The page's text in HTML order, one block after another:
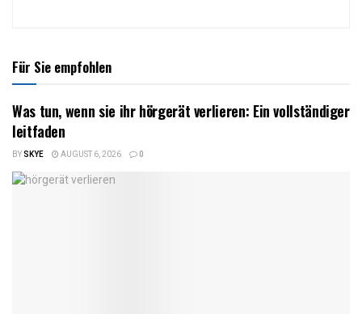
Für Sie empfohlen
Was tun, wenn sie ihr hörgerät verlieren: Ein vollständiger
leitfaden
BYSKYE AUGUST 6, 2026 0